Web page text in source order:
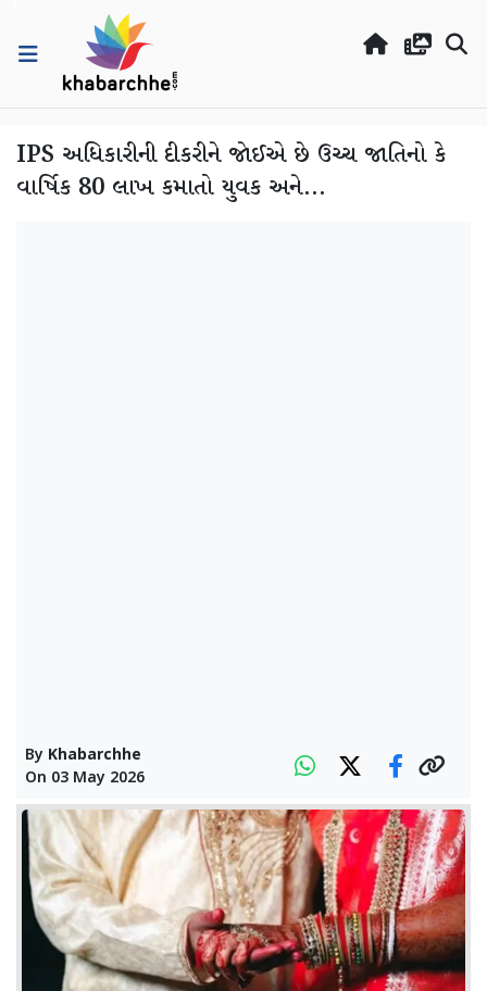
IPS અધિકારીની દીકરીને જોઈએ છે ઉચ્ચ જાતિનો કે
વાર્ષિક 80 લાખ કમાતો યુવક અને...
By Khabarchhe
On 03 May 2026